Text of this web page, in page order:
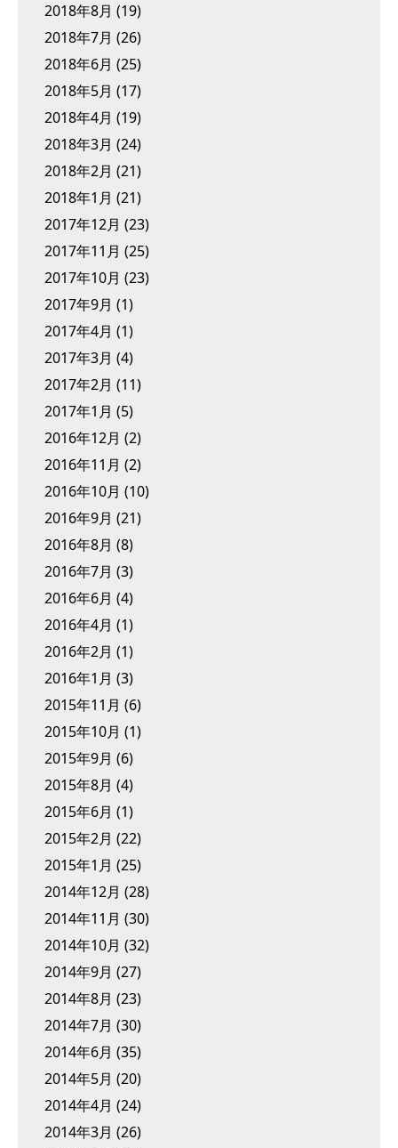
2018年8月 (19)
2018年7月 (26)
2018年6月 (25)
2018年5月 (17)
2018年4月 (19)
2018年3月 (24)
2018年2月 (21)
2018年1月 (21)
2017年12月 (23)
2017年11月 (25)
2017年10月 (23)
2017年9月 (1)
2017年4月 (1)
2017年3月 (4)
2017年2月 (11)
2017年1月 (5)
2016年12月 (2)
2016年11月 (2)
2016年10月 (10)
2016年9月 (21)
2016年8月 (8)
2016年7月 (3)
2016年6月 (4)
2016年4月 (1)
2016年2月 (1)
2016年1月 (3)
2015年11月 (6)
2015年10月 (1)
2015年9月 (6)
2015年8月 (4)
2015年6月 (1)
2015年2月 (22)
2015年1月 (25)
2014年12月 (28)
2014年11月 (30)
2014年10月 (32)
2014年9月 (27)
2014年8月 (23)
2014年7月 (30)
2014年6月 (35)
2014年5月 (20)
2014年4月 (24)
2014年3月 (26)